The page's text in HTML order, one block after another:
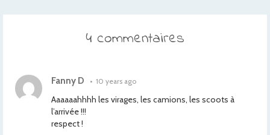
4 commentaires
Fanny D • 10 years ago
Aaaaaahhhh les virages, les camions, les scoots à
l’arrivée !!!
respect !